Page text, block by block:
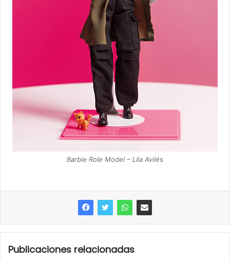
Barbie Role Model – Lila Avilés
Publicaciones relacionadas